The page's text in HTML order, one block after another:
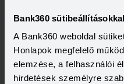
Bank360
A Bank360 weboldal
Honlapok megfelelő
elemzése, a felhasználói
hirdetések személyre
Tovább